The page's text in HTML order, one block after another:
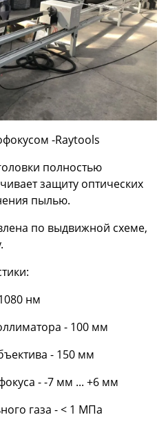
-Raytools
полностью
защиту оптических
пылью.
по выдвижной схеме,
нм
- 100 мм
- 150 мм
- -7 мм ... +6 мм
газа - < 1 МПа